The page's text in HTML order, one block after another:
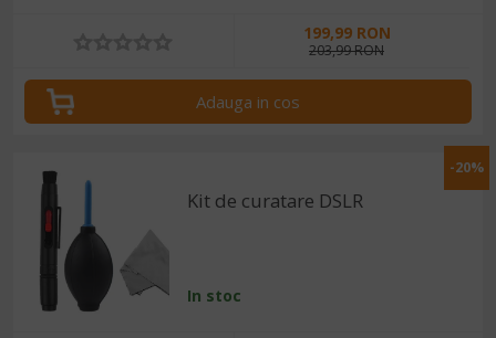
199,99 RON
203,99 RON
Adauga in cos
-20%
Kit de curatare DSLR
In stoc